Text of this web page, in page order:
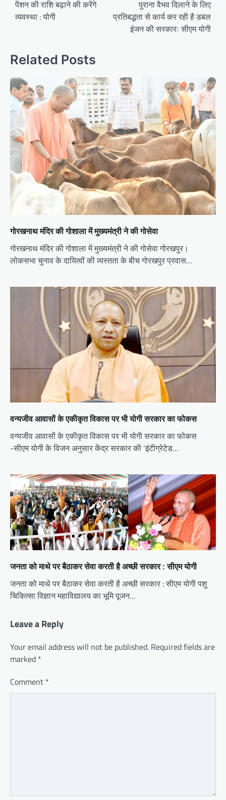
पेंशन की राशि बढ़ाने की करेंगे
व्यवस्था : योगी
पुराना वैभव दिलाने के लिए
प्रतिबद्धता से कार्य कर रही है डबल
इंजन की सरकारः सीएम योगी
Related Posts
गोरखनाथ मंदिर की गोशाला में मुख्यमंत्री ने की गोसेवा
गोरखनाथ मंदिर की गोशाला में मुख्यमंत्री ने की गोसेवा गोरखपुर।
लोकसभा चुनाव के दायित्वों की व्यस्तता के बीच गोरखपुर प्रवास…
वन्यजीव आवासों के एकीकृत विकास पर भी योगी सरकार का फोकस
वन्यजीव आवासों के एकीकृत विकास पर भी योगी सरकार का फोकस
-सीएम योगी के विजन अनुसार केंद्र सरकार की ‘इंटीग्रेटेड…
जनता को माथे पर बैठाकर सेवा करती है अच्छी सरकार : सीएम योगी
जनता को माथे पर बैठाकर सेवा करती है अच्छी सरकार : सीएम योगी पशु
चिकित्सा विज्ञान महाविद्यालय का भूमि पूजन…
Leave a Reply
Your email address will not be published. Required fields are
marked *
Comment *